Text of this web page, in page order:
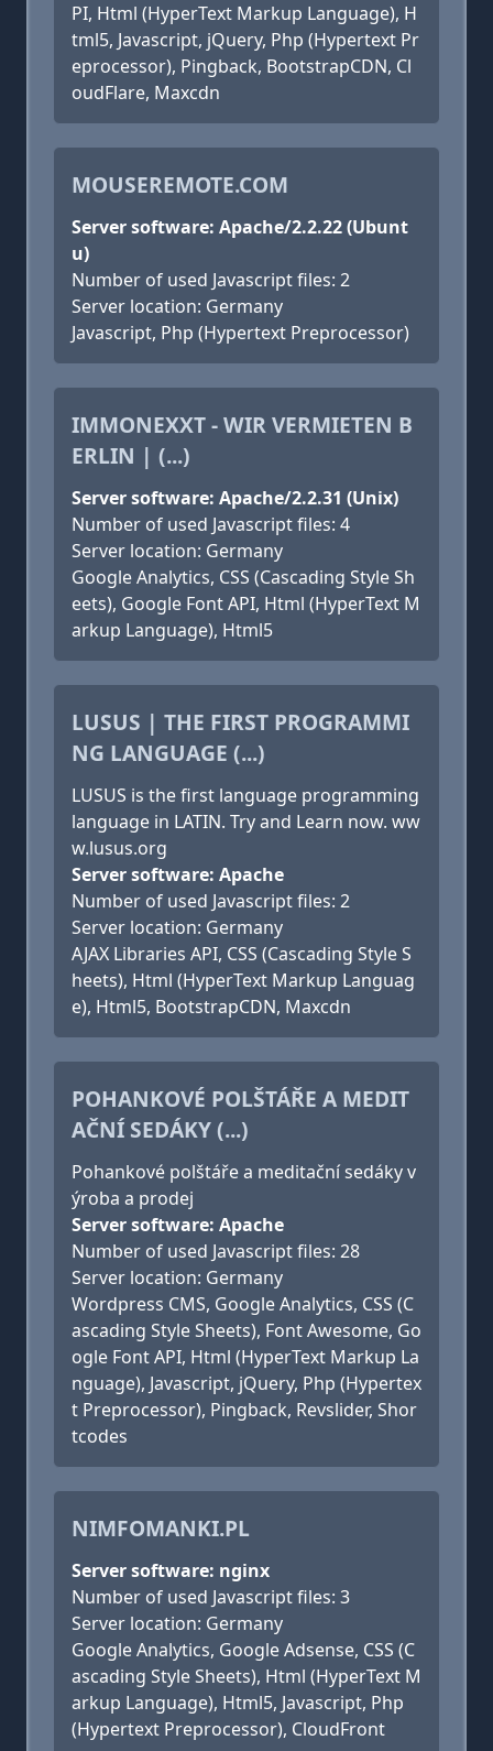
PI, Html (HyperText Markup Language), H
tml5, Javascript, jQuery, Php (Hypertext Pr
eprocessor), Pingback, BootstrapCDN, Cl
oudFlare, Maxcdn
MOUSEREMOTE.COM
Server software: Apache/2.2.22 (Ubunt
u)
Number of used Javascript files: 2
Server location: Germany
Javascript, Php (Hypertext Preprocessor)
IMMONEXXT - WIR VERMIETEN B
ERLIN | (...)
Server software: Apache/2.2.31 (Unix)
Number of used Javascript files: 4
Server location: Germany
Google Analytics, CSS (Cascading Style Sh
eets), Google Font API, Html (HyperText M
arkup Language), Html5
LUSUS | THE FIRST PROGRAMMI
NG LANGUAGE (...)
LUSUS is the first language programming
language in LATIN. Try and Learn now. ww
w.lusus.org
Server software: Apache
Number of used Javascript files: 2
Server location: Germany
AJAX Libraries API, CSS (Cascading Style S
heets), Html (HyperText Markup Languag
e), Html5, BootstrapCDN, Maxcdn
POHANKOVÉ POLŠTÁŘE A MEDIT
AČNÍ SEDÁKY (...)
Pohankové polštáře a meditační sedáky v
ýroba a prodej
Server software: Apache
Number of used Javascript files: 28
Server location: Germany
Wordpress CMS, Google Analytics, CSS (C
ascading Style Sheets), Font Awesome, Go
ogle Font API, Html (HyperText Markup La
nguage), Javascript, jQuery, Php (Hypertex
t Preprocessor), Pingback, Revslider, Shor
tcodes
NIMFOMANKI.PL
Server software: nginx
Number of used Javascript files: 3
Server location: Germany
Google Analytics, Google Adsense, CSS (C
ascading Style Sheets), Html (HyperText M
arkup Language), Html5, Javascript, Php
(Hypertext Preprocessor), CloudFront